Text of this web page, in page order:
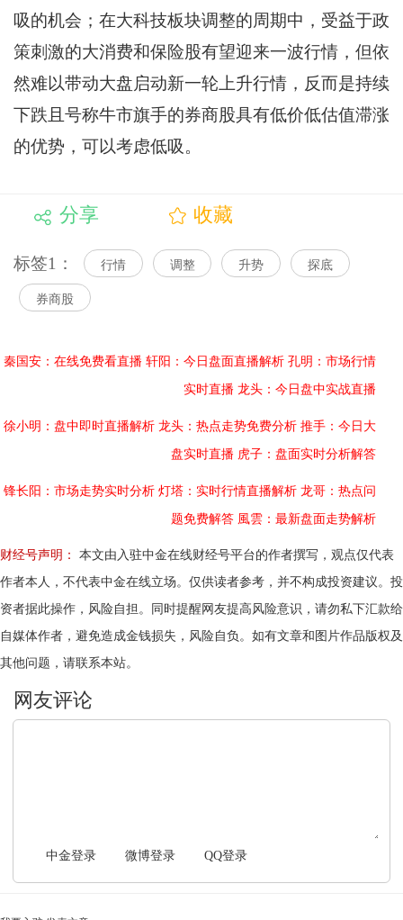
吸的机会；在大科技板块调整的周期中，受益于政
策刺激的大消费和保险股有望迎来一波行情，但依
然难以带动大盘启动新一轮上升行情，反而是持续
下跌且号称牛市旗手的券商股具有低价低估值滞涨
的优势，可以考虑低吸。
分享 收藏
标签1： 行情 调整 升势 探底
券商股
秦国安：在线免费看直播 轩阳：今日盘面直播解析 孔明：市场行情
实时直播 龙头：今日盘中实战直播
徐小明：盘中即时直播解析 龙头：热点走势免费分析 推手：今日大
盘实时直播 虎子：盘面实时分析解答
锋长阳：市场走势实时分析 灯塔：实时行情直播解析 龙哥：热点问
题免费解答 風雲：最新盘面走势解析
财经号声明：
本文由入驻中金在线财经号平台的作者撰写，观点仅代表
作者本人，不代表中金在线立场。仅供读者参考，并不构成投资建议。投
资者据此操作，风险自担。同时提醒网友提高风险意识，请勿私下汇款给
自媒体作者，避免造成金钱损失，风险自负。如有文章和图片作品版权及
其他问题，请联系本站。
中金登录 微博登录 QQ登录